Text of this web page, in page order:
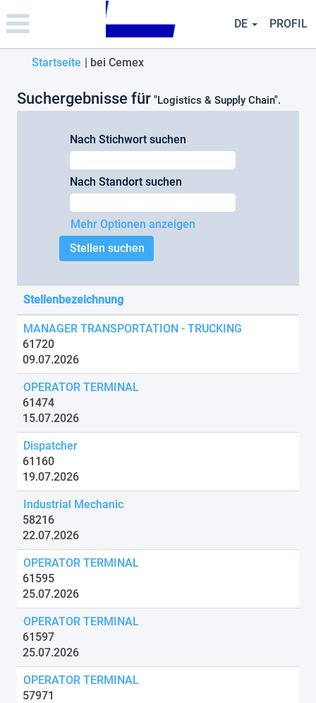
note:
This
website
includes
accessibility
system.
DE PROFIL
Startseite | bei Cemex(aktuelle
Suchergebnisse für "Logistics & Supply Chain".
Nach Stichwort suchen
Nach Standort suchen
Mehr Optionen anzeigen
Stellenbezeichnung
MANAGER TRANSPORTATION - TRUCKING
61720
09.07.2026
OPERATOR TERMINAL
61474
15.07.2026
Dispatcher
61160
19.07.2026
Industrial Mechanic
58216
22.07.2026
OPERATOR TERMINAL
61595
25.07.2026
OPERATOR TERMINAL
61597
25.07.2026
OPERATOR TERMINAL
57971